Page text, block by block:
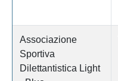
Associazione
Sportiva
Dilettantistica Light